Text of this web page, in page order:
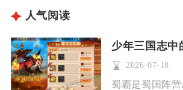
人气阅读
2026-07-18